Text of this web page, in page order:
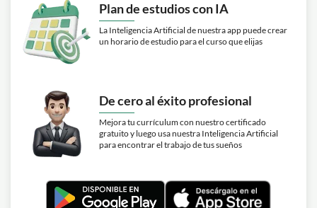
Plan de estudios con IA
La Inteligencia Artificial de nuestra app puede crear
un horario de estudio para el curso que elijas
De cero al éxito profesional
Mejora tu currículum con nuestro certificado
gratuito y luego usa nuestra Inteligencia Artificial
para encontrar el trabajo de tus sueños